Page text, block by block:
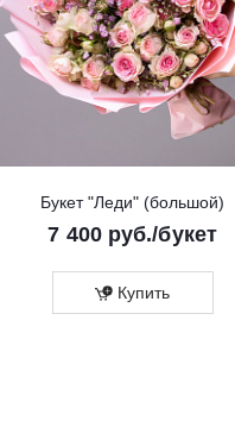
Букет "Леди" (большой)
7 400руб./букет
Купить